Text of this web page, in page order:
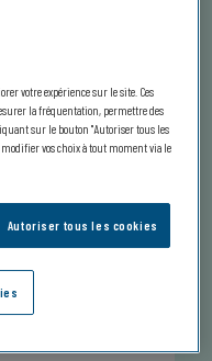
gamme
votre expérience sur le site. Ces
la fréquentation, permettre des
sur le bouton "Autoriser tous les
modifier vos choix à tout moment via le
Autoriser tous les cookies